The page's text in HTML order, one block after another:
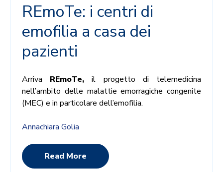
REmoTe: i centri di
emofilia a casa dei
pazienti
Arriva REmoTe, il progetto di telemedicina
nell’ambito delle malattie emorragiche congenite
(MEC) e in particolare dell’emofilia.
Annachiara Golia
Read More